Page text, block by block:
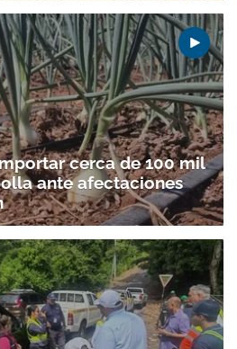
cerca de 100 mil
ante afectaciones